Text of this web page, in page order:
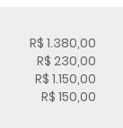
R$ 1.380,00
R$ 230,00
R$ 1.150,00
R$ 150,00